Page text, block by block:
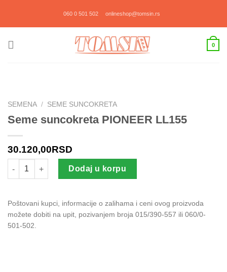
060 0 501 502 onlineshop@tomsin.rs
0
SEMENA / SEME SUNCOKRETA
Seme suncokreta PIONEER LL155
30.120,00RSD
Seme suncokreta PIONEER LL155 količina
Dodaj u korpu
Poštovani kupci, informacije o zalihama i ceni ovog proizvoda
možete dobiti na upit, pozivanjem broja 015/390-557 ili 060/0-
501-502.